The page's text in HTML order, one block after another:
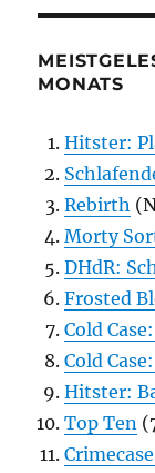
MONATS
Hitster:
Rebirth
Morty
DHdR:
Frosted
Cold
Cold
Hitster:
Top Ten